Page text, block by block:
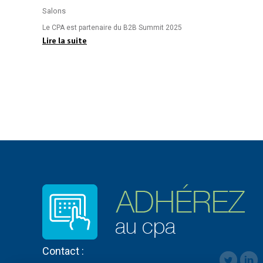
Salons
Le CPA est partenaire du B2B Summit 2025
Lire la suite
Contact :